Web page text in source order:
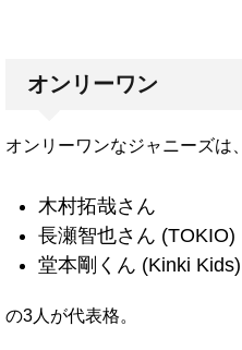
オンリーワン
オンリーワンなジャニーズは、
木村拓哉さん
長瀬智也さん (TOKIO)
堂本剛くん (Kinki Kids)
の3人が代表格。